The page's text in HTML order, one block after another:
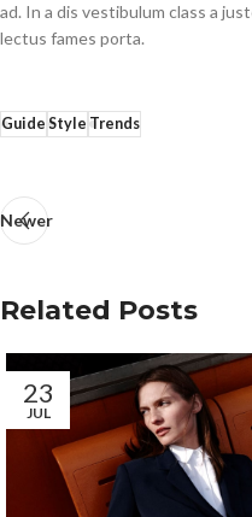
ad. In a dis vestibulum class a
lectus fames porta.
Guide Style Trends
Newer
Related Posts
23
JUL